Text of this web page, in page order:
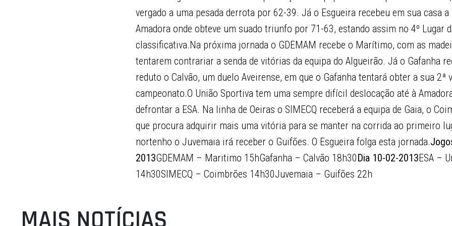
vergado a uma pesada derrota por 62-39. Já o Esgueira recebeu em sua casa a
Amadora onde obteve um suado triunfo por 71-63, estando assim no 4º Lugar
classificativa.Na próxima jornada o GDEMAM recebe o Marítimo, com as
tentarem contrariar a senda de vitórias da equipa do Algueirão. Já o Gafanha
reduto o Calvão, um duelo Aveirense, em que o Gafanha tentará obter a sua 2ª
campeonato.O União Sportiva tem uma sempre difícil deslocação até à
defrontar a ESA. Na linha de Oeiras o SIMECQ receberá a equipa de Gaia, o
que procura adquirir mais uma vitória para se manter na corrida ao primeiro
nortenho o Juvemaia irá receber o Guifões. O Esgueira folga esta jornada.
2013GDEMAM – Maritimo 15hGafanha – Calvão 18h30Dia 10-02-2013ESA –
14h30SIMECQ – Coimbrões 14h30Juvemaia – Guifões 22h